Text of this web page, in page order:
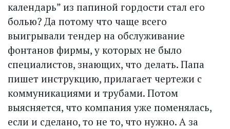
календарь” из папиной гордости стал его
болью? Да потому что чаще всего
выигрывали тендер на обслуживание
фонтанов фирмы, у которых не было
специалистов, знающих, что делать. Папа
пишет инструкцию, прилагает чертежи с
коммуникациями и трубами. Потом
выясняется, что компания уже поменялась,
если и сделано, то не то, что нужно. А за